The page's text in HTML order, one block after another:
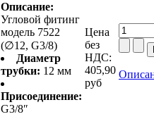
Описание:
Угловой фитинг
модель 7522
(∅12, G3/8)
Диаметр
трубки: 12 мм
Присоединение:
G3/8″
Цена
без
НДС:
405,90
руб